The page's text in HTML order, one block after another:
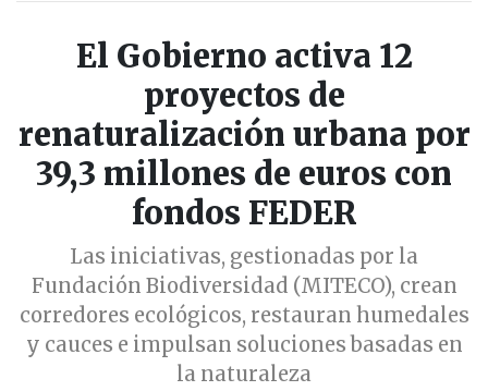
El Gobierno activa 12
proyectos de
renaturalización urbana por
39,3 millones de euros con
fondos FEDER
Las iniciativas, gestionadas por la
Fundación Biodiversidad (MITECO), crean
corredores ecológicos, restauran humedales
y cauces e impulsan soluciones basadas en
la naturaleza